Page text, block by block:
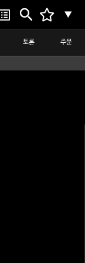
▼
토론 주문